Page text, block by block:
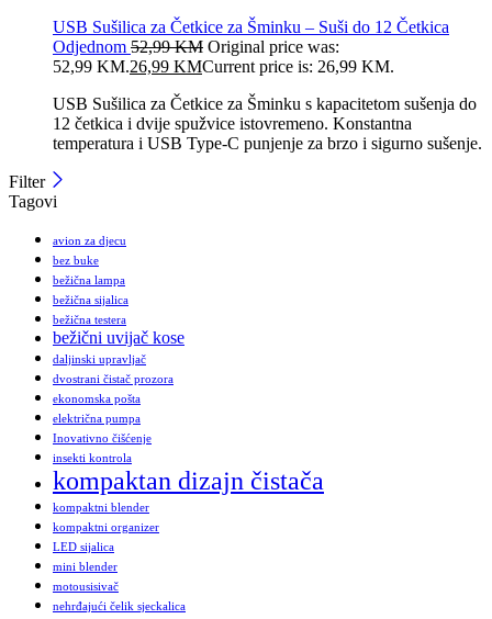
USB Sušilica za Četkice za Šminku – Suši do 12 Četkica
Odjednom 52,99KM Original price was:
52,99 KM.26,99 KMCurrent price is: 26,99 KM.
USB Sušilica za Četkice za Šminku s kapacitetom sušenja do
12 četkica i dvije spužvice istovremeno. Konstantna
temperatura i USB Type-C punjenje za brzo i sigurno sušenje.
Filter
Tagovi
avion za djecu
bez buke
bežična lampa
bežična sijalica
bežična testera
bežični uvijač kose
daljinski upravljač
dvostrani čistač prozora
ekonomska pošta
električna pumpa
Inovativno čišćenje
insekti kontrola
kompaktan dizajn čistača
kompaktni blender
kompaktni organizer
LED sijalica
mini blender
motousisivač
nehrđajući čelik sjeckalica